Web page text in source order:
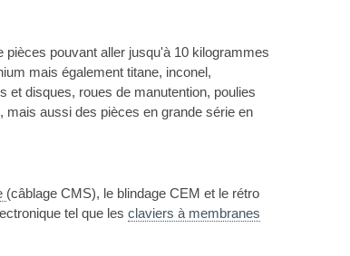
pièces pouvant aller jusqu'à 10 kilogrammes
mais également titane, inconel,
et disques, roues de manutention, poulies
, mais aussi des pièces en grande série en
(câblage CMS), le blindage CEM et le rétro
tel que les claviers à membranes